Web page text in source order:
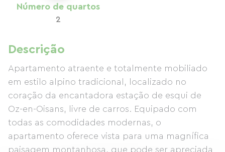
Número de quartos
2
Descrição
Apartamento atraente e totalmente mobiliado
em estilo alpino tradicional, localizado no
coração da encantadora estação de esqui de
Oz-en-Oisans, livre de carros. Equipado com
todas as comodidades modernas, o
apartamento oferece vista para uma magnífica
paisagem montanhosa, que pode ser apreciada